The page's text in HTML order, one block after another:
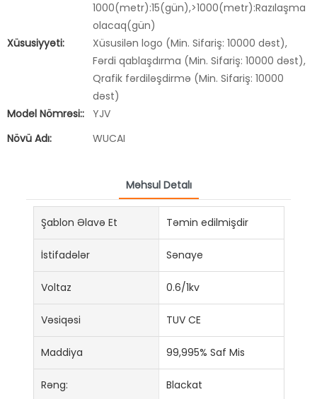
1000(metr):15(gün),>1000(metr):Razılaşma
olacaq(gün)
Xüsusiyyəti:
Xüsusilən logo (Min. Sifariş: 10000 dəst),
Fərdi qablaşdırma (Min. Sifariş: 10000 dəst),
Qrafik fərdiləşdirmə (Min. Sifariş: 10000
dəst)
Model Nömrəsi:: YJV
Növü Adı:
WUCAI
Məhsul Detalı
Şablon Əlavə Et Təmin edilmişdir
İstifadələr Sənaye
Voltaz 0.6/1kv
Vəsiqəsi TUV CE
Maddiya 99,995% Saf Mis
Rəng: Blackat